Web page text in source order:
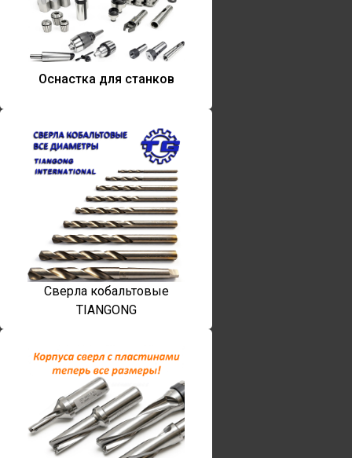
Оснастка для станков
Сверла кобальтовые
TIANGONG